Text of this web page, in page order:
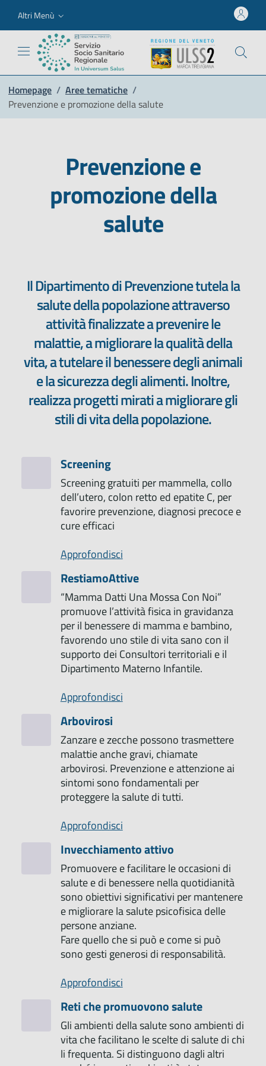
Altri Menù
Homepage / Aree tematiche /
Prevenzione e promozione della salute
Prevenzione e
promozione della
salute
Il Dipartimento di Prevenzione tutela la
salute della popolazione attraverso
attività finalizzate a prevenire le
malattie, a migliorare la qualità della
vita, a tutelare il benessere degli animali
e la sicurezza degli alimenti. Inoltre,
realizza progetti mirati a migliorare gli
stili di vita della popolazione.
Screening
Screening gratuiti per mammella, collo
dell’utero, colon retto ed epatite C, per
favorire prevenzione, diagnosi precoce e
cure efficaci
Approfondisci
RestiamoAttive
“Mamma Datti Una Mossa Con Noi”
promuove l’attività fisica in gravidanza
per il benessere di mamma e bambino,
favorendo uno stile di vita sano con il
supporto dei Consultori territoriali e il
Dipartimento Materno Infantile.
Approfondisci
Arbovirosi
Zanzare e zecche possono trasmettere
malattie anche gravi, chiamate
arbovirosi. Prevenzione e attenzione ai
sintomi sono fondamentali per
proteggere la salute di tutti.
Approfondisci
Invecchiamento attivo
Promuovere e facilitare le occasioni di
salute e di benessere nella quotidianità
sono obiettivi significativi per mantenere
e migliorare la salute psicofisica delle
persone anziane.
Fare quello che si può e come si può
sono gesti generosi di responsabilità.
Approfondisci
Reti che promuovono salute
Gli ambienti della salute sono ambienti di
vita che facilitano le scelte di salute di chi
li frequenta. Si distinguono dagli altri